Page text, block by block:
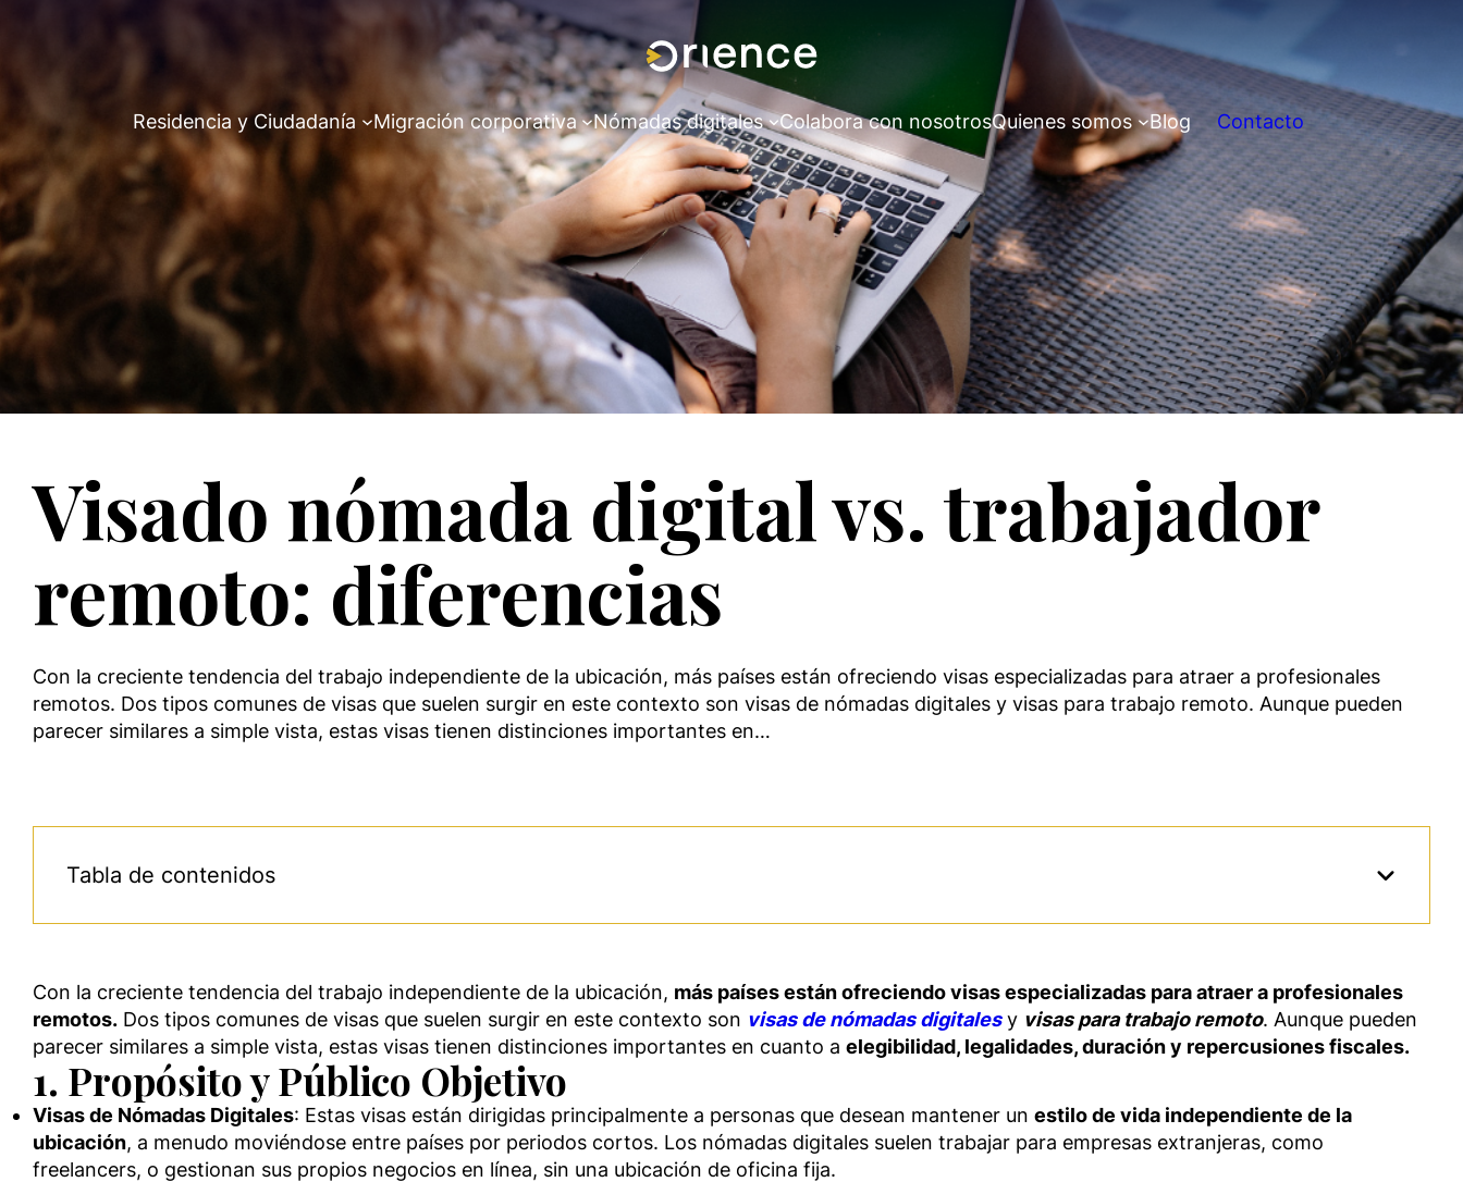
Residencia y Ciudadanía Migración corporativa Nómadas digitales Colabora con nosotrosQuienes somos Blog Contacto
Visado nómada digital vs. trabajador
remoto: diferencias
Con la creciente tendencia del trabajo independiente de la ubicación, más países están ofreciendo visas especializadas para atraer a profesionales
remotos. Dos tipos comunes de visas que suelen surgir en este contexto son visas de nómadas digitales y visas para trabajo remoto. Aunque pueden
parecer similares a simple vista, estas visas tienen distinciones importantes en…
Tabla de contenidos
Con la creciente tendencia del trabajo independiente de la ubicación, más países están ofreciendo visas especializadas para atraer a profesionales
remotos. Dos tipos comunes de visas que suelen surgir en este contexto son visas de nómadas digitalesy visas para trabajo remoto. Aunque pueden
parecer similares a simple vista, estas visas tienen distinciones importantes en cuanto a elegibilidad, legalidades, duración y repercusiones fiscales.
1. Propósito y Público Objetivo
Visas de Nómadas Digitales: Estas visas están dirigidas principalmente a personas que desean mantener un estilo de vida independiente de la
ubicación, a menudo moviéndose entre países por periodos cortos. Los nómadas digitales suelen trabajar para empresas extranjeras, como
freelancers, o gestionan sus propios negocios en línea, sin una ubicación de oficina fija.